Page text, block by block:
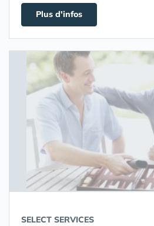
Plus d'infos
SELECT SERVICES